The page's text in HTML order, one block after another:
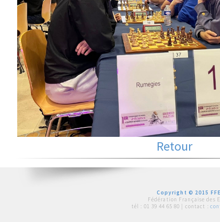
Retour
Copyright © 2015
Fédération Française des
tél : 01 39 44 65 80 | contact :